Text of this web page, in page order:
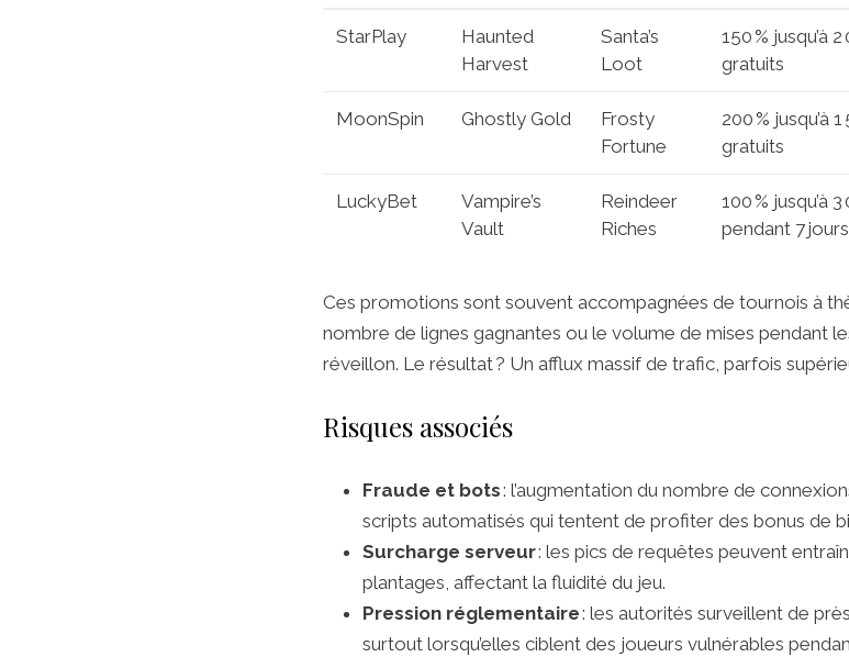
StarPlay
Haunted
Harvest
Santa’s
Loot
150 % jusqu’à
gratuits
MoonSpin Ghostly Gold
Frosty
Fortune
200 % jusqu’à
gratuits
LuckyBet
Vampire’s
Vault
Reindeer
Riches
100 % jusqu’à
pendant 7 jours
Ces promotions sont souvent accompagnées de tournois à
nombre de lignes gagnantes ou le volume de mises pendant
réveillon. Le résultat ? Un afflux massif de trafic, parfois
Risques associés
Fraude et bots: l’augmentation du nombre de
scripts automatisés qui tentent de profiter des bonus de
Surcharge serveur: les pics de requêtes peuvent
plantages, affectant la fluidité du jeu.
Pression réglementaire: les autorités surveillent de
surtout lorsqu’elles ciblent des joueurs vulnérables